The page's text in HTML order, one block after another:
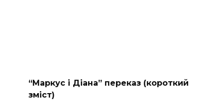
“Маркус і Діана” переказ (короткий
зміст)